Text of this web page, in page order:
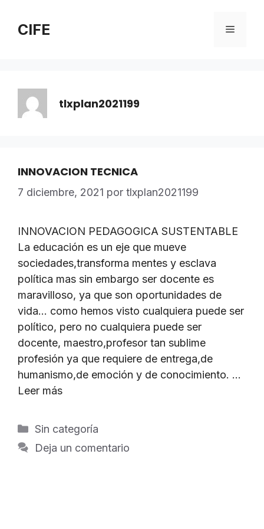
CIFE Menú
tlxplan2021199
INNOVACION TECNICA
7 diciembre, 2021 por tlxplan2021199
INNOVACION PEDAGOGICA SUSTENTABLE
La educación es un eje que mueve
sociedades,transforma mentes y esclava
política mas sin embargo ser docente es
maravilloso, ya que son oportunidades de
vida… como hemos visto cualquiera puede ser
político, pero no cualquiera puede ser
docente, maestro,profesor tan sublime
profesión ya que requiere de entrega,de
humanismo,de emoción y de conocimiento. …
Leer más
Categorías
Sin categoría
Deja un comentario